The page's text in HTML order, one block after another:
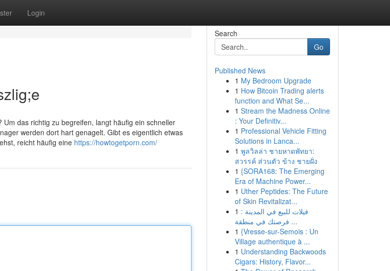
Login
das richtig zu begreifen, langt häufig ein schneller
werden dort hart genagelt. Gibt es eigentlich etwas
reicht häufig eine https://howtogetporn.com/
Search
Go
Published News
1 My Bedroom Upgrade
1 How Bitcoin Trading alerts
function and What Se...
1 Stream the Madness Online
: Your Definitiv...
1 Professional Vehicle Fitting
Solutions in Lanca...
1 พูลวิลล่า ชายหาดพัทยา:
สวรรค์ ส่วนตัว ข้าง ชายฝั่ง
1 {SORA168: The Emerging
Era of Machine Power...
1 Uther Peptides: The Future
of Skin Revitalizat...
1 فيلات للبيع في المدينة :
فرصتك في منطقة ...
1 {Vresse-sur-Semois : Un
Village authentique à ...
1 Understanding Backwoods
Cigars: History, Flavor...